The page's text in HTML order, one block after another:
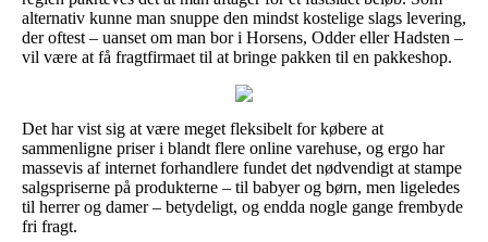
alternativ kunne man snuppe den mindst kostelige slags levering,
der oftest – uanset om man bor i Horsens, Odder eller Hadsten –
vil være at få fragtfirmaet til at bringe pakken til en pakkeshop.
Det har vist sig at være meget fleksibelt for købere at
sammenligne priser i blandt flere online varehuse, og ergo har
massevis af internet forhandlere fundet det nødvendigt at stampe
salgspriserne på produkterne – til babyer og børn, men ligeledes
til herrer og damer – betydeligt, og endda nogle gange frembyde
fri fragt.